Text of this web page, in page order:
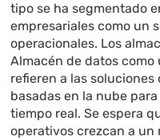
tipo se ha segmentado
empresariales como un
operacionales. Los
Almacén de datos como
refieren a las
basadas en la nube
tiempo real. Se espera
operativos crezcan a un